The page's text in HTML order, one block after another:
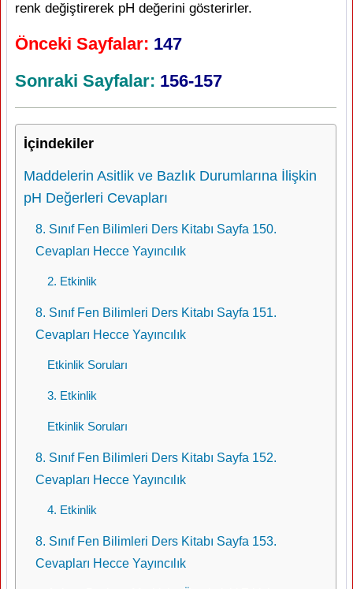
renk değiştirerek pH değerini gösterirler.
Önceki Sayfalar: 147
Sonraki Sayfalar: 156-157
İçindekiler
Maddelerin Asitlik ve Bazlık Durumlarına İlişkin
pH Değerleri Cevapları
8. Sınıf Fen Bilimleri Ders Kitabı Sayfa 150.
Cevapları Hecce Yayıncılık
2. Etkinlik
8. Sınıf Fen Bilimleri Ders Kitabı Sayfa 151.
Cevapları Hecce Yayıncılık
Etkinlik Soruları
3. Etkinlik
Etkinlik Soruları
8. Sınıf Fen Bilimleri Ders Kitabı Sayfa 152.
Cevapları Hecce Yayıncılık
4. Etkinlik
8. Sınıf Fen Bilimleri Ders Kitabı Sayfa 153.
Cevapları Hecce Yayıncılık